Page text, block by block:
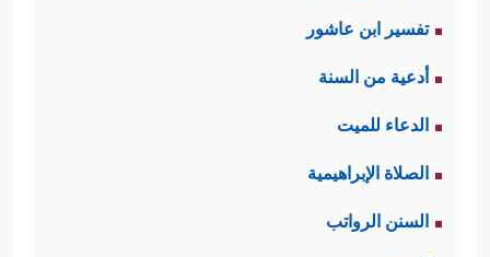
تفسير ابن عاشور
أدعية من السنة
الدعاء للميت
الصلاة الإبراهيمية
السنن الرواتب